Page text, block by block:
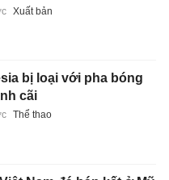
Xuất bản
bị loại với pha bóng
cãi
Thể thao